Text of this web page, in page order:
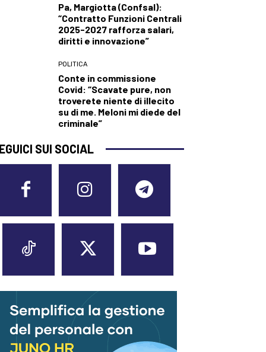
Pa, Margiotta (Confsal):
“Contratto Funzioni Centrali
2025-2027 rafforza salari,
diritti e innovazione”
POLITICA
Conte in commissione
Covid: “Scavate pure, non
troverete niente di illecito
su di me. Meloni mi diede del
criminale”
SUI SOCIAL